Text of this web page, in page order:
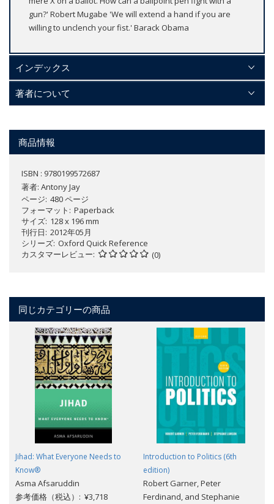
gun?' Robert Mugabe 'We will extend a hand if you are
willing to unclench your fist.' Barack Obama
インデックス
著者について
商品情報
ISBN : 9780199572687
著者: Antony Jay
ページ 480 ページ
フォーマット
Paperback
サイズ 128 x 196 mm
刊行日 2012年05月
シリーズ Oxford Quick Reference
カスタマーレビュー
(0)
同じカテゴリーの商品
Jihad: What Everyone Needs to
Know®
Asma Afsaruddin
参考価格（税込）: ¥3,718
Introduction to Politics (6th
edition)
Robert Garner, Peter
Ferdinand, and Stephanie